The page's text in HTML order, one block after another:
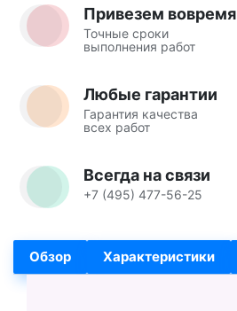
Привезем вовремя
Точные сроки
выполнения работ
Любые гарантии
Гарантия качества
всех работ
Всегда на связи
+7 (495) 477-56-25
Обзор Характеристики